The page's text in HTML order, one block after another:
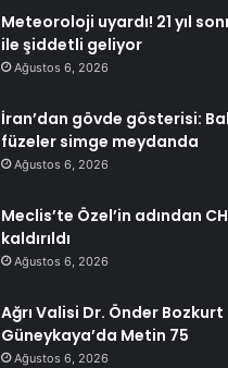
Meteoroloji uyardı! 21 yıl
ile şiddetli geliyor
Ağustos 6, 2026
İran’dan gövde gösterisi:
füzeler simge meydanda
Ağustos 6, 2026
Meclis’te Özel’in adından
kaldırıldı
Ağustos 6, 2026
Ağrı Valisi Dr. Önder Bozkurt
Güneykaya’da Metin 75
Ağustos 6, 2026